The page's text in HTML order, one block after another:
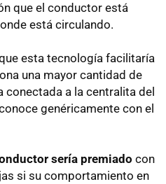
que el conductor está
está circulando.
esta tecnología facilitaría
una mayor cantidad de
a la centralita del
genéricamente con el
sería premiado con
si su comportamiento en